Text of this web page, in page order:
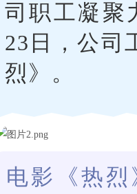
司职工凝聚
23日，公司
烈》。
电影《热